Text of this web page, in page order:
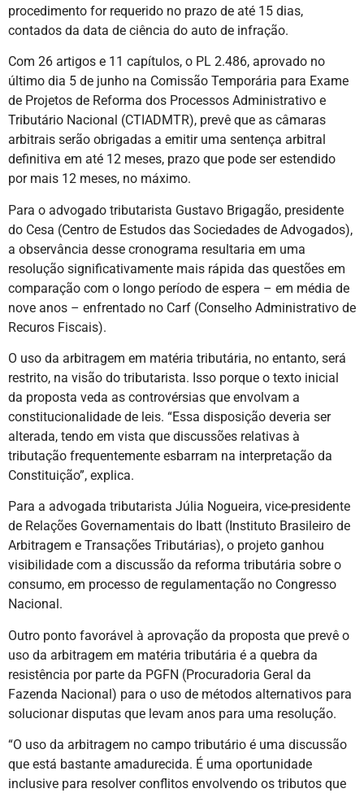
procedimento for requerido no prazo de até 15 dias,
contados da data de ciência do auto de infração.
Com 26 artigos e 11 capítulos, o PL 2.486, aprovado no
último dia 5 de junho na Comissão Temporária para Exame
de Projetos de Reforma dos Processos Administrativo e
Tributário Nacional (CTIADMTR), prevê que as câmaras
arbitrais serão obrigadas a emitir uma sentença arbitral
definitiva em até 12 meses, prazo que pode ser estendido
por mais 12 meses, no máximo.
Para o advogado tributarista Gustavo Brigagão, presidente
do Cesa (Centro de Estudos das Sociedades de Advogados),
a observância desse cronograma resultaria em uma
resolução significativamente mais rápida das questões em
comparação com o longo período de espera – em média de
nove anos – enfrentado no Carf (Conselho Administrativo de
Recuros Fiscais).
O uso da arbitragem em matéria tributária, no entanto, será
restrito, na visão do tributarista. Isso porque o texto inicial
da proposta veda as controvérsias que envolvam a
constitucionalidade de leis. “Essa disposição deveria ser
alterada, tendo em vista que discussões relativas à
tributação frequentemente esbarram na interpretação da
Constituição”, explica.
Para a advogada tributarista Júlia Nogueira, vice-presidente
de Relações Governamentais do Ibatt (Instituto Brasileiro de
Arbitragem e Transações Tributárias), o projeto ganhou
visibilidade com a discussão da reforma tributária sobre o
consumo, em processo de regulamentação no Congresso
Nacional.
Outro ponto favorável à aprovação da proposta que prevê o
uso da arbitragem em matéria tributária é a quebra da
resistência por parte da PGFN (Procuradoria Geral da
Fazenda Nacional) para o uso de métodos alternativos para
solucionar disputas que levam anos para uma resolução.
“O uso da arbitragem no campo tributário é uma discussão
que está bastante amadurecida. É uma oportunidade
inclusive para resolver conflitos envolvendo os tributos que